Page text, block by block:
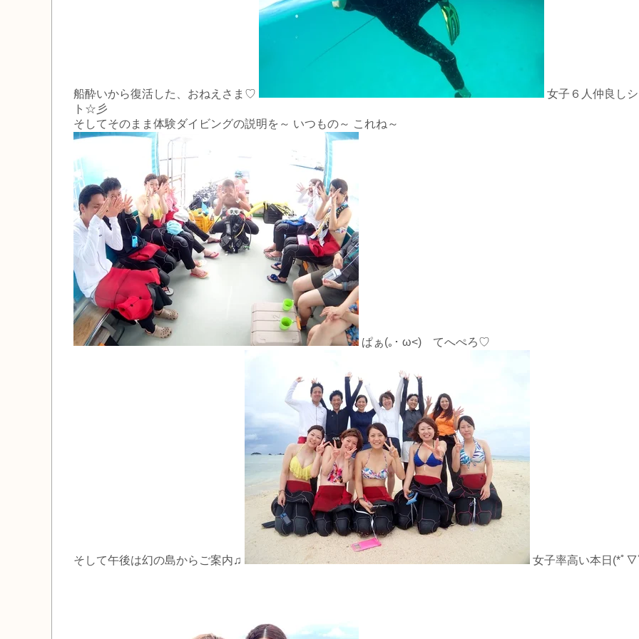
船酔いから復活した、おねえさま♡
女子６人仲良し
ト☆彡
そしてそのまま体験ダイビングの説明を～ いつもの～ これね～
ぱぁ(｡･ ω<)ゞてへぺろ♡
そして午後は幻の島からご案内♫ 女子率高い本日(*ﾟ▽